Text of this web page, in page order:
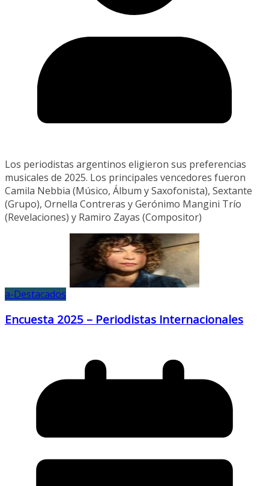
Los periodistas argentinos eligieron sus preferencias
musicales de 2025. Los principales vencedores fueron
Camila Nebbia (Músico, Álbum y Saxofonista), Sextante
(Grupo), Ornella Contreras y Gerónimo Mangini Trío
(Revelaciones) y Ramiro Zayas (Compositor)
a-Destacados
Encuesta 2025 – Periodistas Internacionales